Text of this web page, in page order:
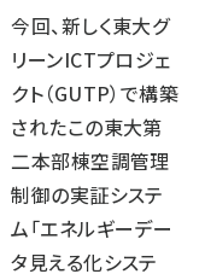
今回、新しく東大グ
リーンICTプロジェ
クト（GUTP）で構築
されたこの東大第
二本部棟空調管理
制御の実証システ
ム「エネルギーデー
タ見える化システ